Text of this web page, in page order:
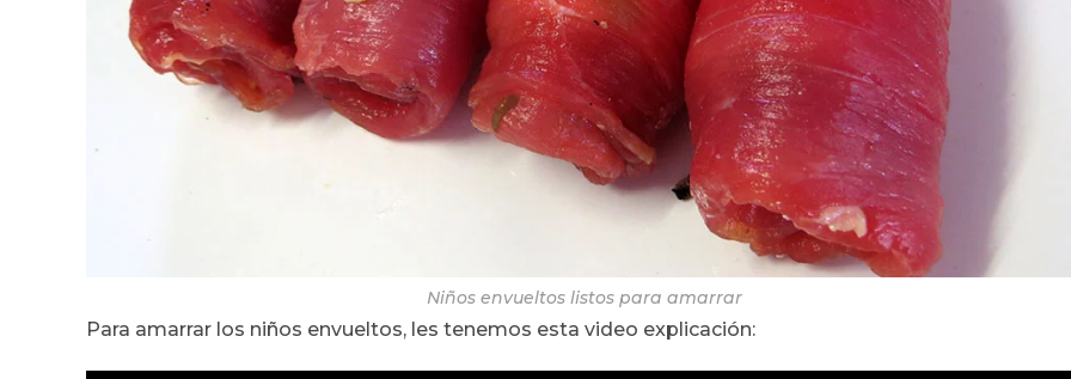
Niños envueltos listos para amarrar
Para amarrar los niños envueltos, les tenemos esta video explicación: